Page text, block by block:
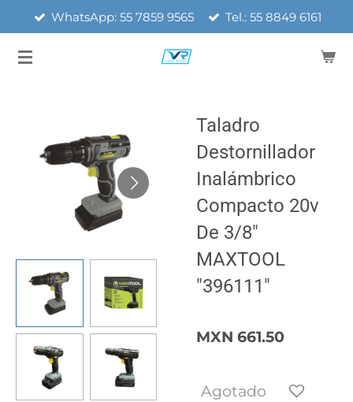
contenido
WhatsApp: 55 7859 9565 Tel.: 55 8849 6161
Taladro
Destornillador
Inalámbrico
Compacto 20v
De 3/8"
MAXTOOL
"396111"
MXN 661.50
Agotado